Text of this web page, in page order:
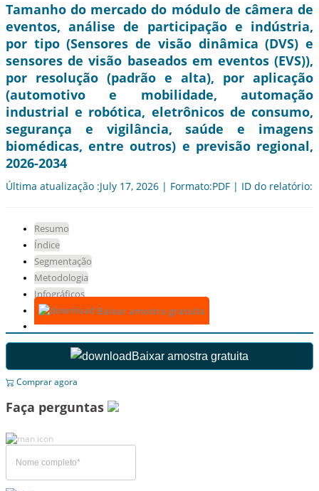
Tamanho do mercado do módulo de câmera de
eventos, análise de participação e indústria,
por tipo (Sensores de visão dinâmica (DVS) e
sensores de visão baseados em eventos (EVS)),
por resolução (padrão e alta), por aplicação
(automotivo e mobilidade, automação
industrial e robótica, eletrônicos de consumo,
segurança e vigilância, saúde e imagens
biomédicas, entre outros) e previsão regional,
2026-2034
Última atualização :July 17, 2026 | Formato:PDF | ID do relatório:
Resumo
Índice
Segmentação
Metodologia
Infográficos
Baixar amostra gratuita
Baixar amostra gratuita
Comprar agora
Faça perguntas